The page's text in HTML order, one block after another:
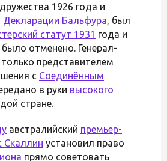
1926 года и
Декларации Бальфура, был
статут 1931 года и
отменено. Генерал-
только представителем
с Соединённым
в руки высокого
стране.
австралийский премьер-
установил право
прямо советовать